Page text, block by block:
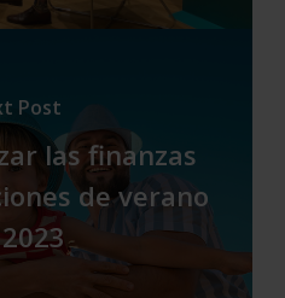
Post
las finanzas
de verano